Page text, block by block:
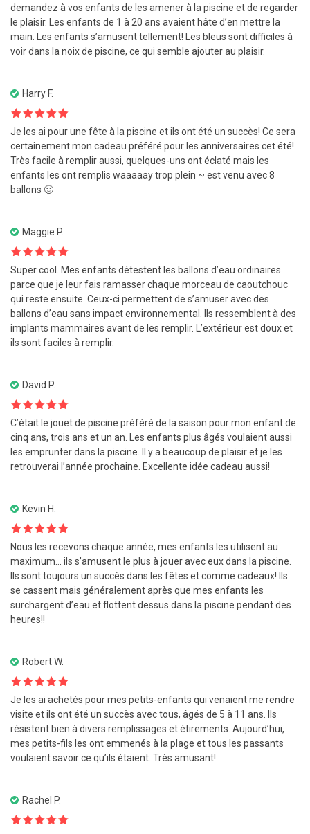
demandez à vos enfants de les amener à la piscine et de regarder
le plaisir. Les enfants de 1 à 20 ans avaient hâte d’en mettre la
main. Les enfants s’amusent tellement! Les bleus sont difficiles à
voir dans la noix de piscine, ce qui semble ajouter au plaisir.
Harry F.
Note5 sur
5
Je les ai pour une fête à la piscine et ils ont été un succès! Ce sera
certainement mon cadeau préféré pour les anniversaires cet été!
Très facile à remplir aussi, quelques-uns ont éclaté mais les
enfants les ont remplis waaaaay trop plein ~ est venu avec 8
ballons 🙂
Maggie P.
Note5 sur
5
Super cool. Mes enfants détestent les ballons d’eau ordinaires
parce que je leur fais ramasser chaque morceau de caoutchouc
qui reste ensuite. Ceux-ci permettent de s’amuser avec des
ballons d’eau sans impact environnemental. Ils ressemblent à des
implants mammaires avant de les remplir. L’extérieur est doux et
ils sont faciles à remplir.
David P.
Note5 sur
5
C’était le jouet de piscine préféré de la saison pour mon enfant de
cinq ans, trois ans et un an. Les enfants plus âgés voulaient aussi
les emprunter dans la piscine. Il y a beaucoup de plaisir et je les
retrouverai l’année prochaine. Excellente idée cadeau aussi!
Kevin H.
Note 5sur
5Nous les recevons chaque année, mes enfants les utilisent au
maximum… ils s’amusent le plus à jouer avec eux dans la piscine.
Ils sont toujours un succès dans les fêtes et comme cadeaux! Ils
se cassent mais généralement après que mes enfants les
surchargent d’eau et flottent dessus dans la piscine pendant des
heures!!
Robert W.
Note5 sur
5
Je les ai achetés pour mes petits-enfants qui venaient me rendre
visite et ils ont été un succès avec tous, âgés de 5 à 11 ans. Ils
résistent bien à divers remplissages et étirements. Aujourd’hui,
mes petits-fils les ont emmenés à la plage et tous les passants
voulaient savoir ce qu’ils étaient. Très amusant!
Rachel P.